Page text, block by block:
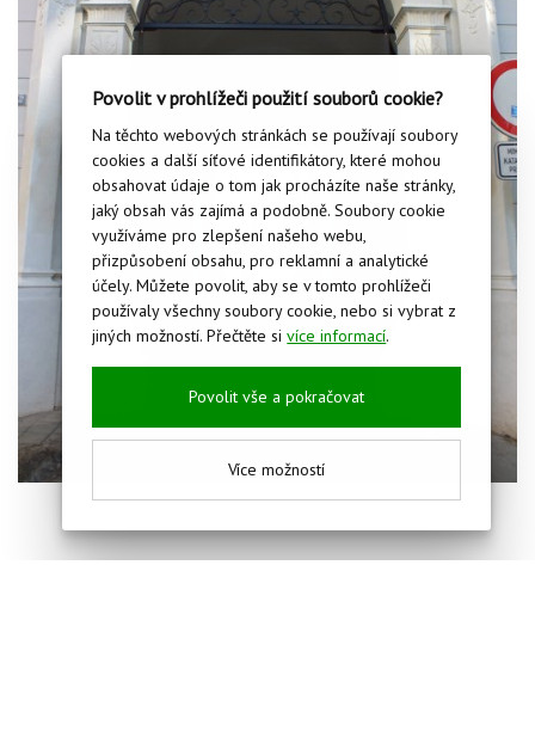
Povolit v prohlížeči použití souborů cookie?
Na těchto webových stránkách se používají soubory
cookies a další síťové identifikátory, které mohou
obsahovat údaje o tom jak procházíte naše stránky,
jaký obsah vás zajímá a podobně. Soubory cookie
využíváme pro zlepšení našeho webu,
přizpůsobení obsahu, pro reklamní a analytické
účely. Můžete povolit, aby se v tomto prohlížeči
používaly všechny soubory cookie, nebo si vybrat z
jiných možností. Přečtěte sivíce informací.
Povolit vše a pokračovat
Více možností